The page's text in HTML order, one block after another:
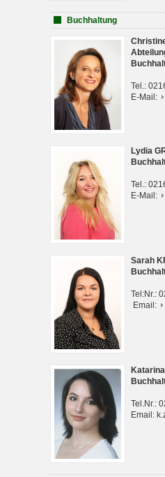
Buchhaltung
Tel.:
E-Mail:
Lydia
Tel.:
E-Mail:
Sarah
Tel:Nr.:
Email:
Tel.Nr.:
Email: